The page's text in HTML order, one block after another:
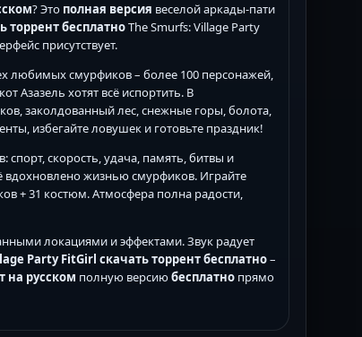
? Это полная версия веселой аркады-пати
торрент бесплатноThe Smurfs: Village Party
присутствует.
любимых смурфиков – более 100 персонажей,
Азазель хотят всё испортить. В
заколдованный лес, снежные горы, болота,
избегайте ловушек и готовьте праздник!
спорт, скорость, удача, память, битвы и
вдохновлено жизнью смурфиков. Играйте
+ 31 костюм. Атмосфера полна радости,
локациями и эффектами. Звук радует
Party FitGirl скачать торрент бесплатно–
на русском полную версиюбесплатно прямо